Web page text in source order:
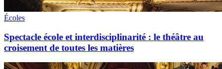
Écoles
Spectacle école et interdisciplinarité : le théâtre au
croisement de toutes les matières